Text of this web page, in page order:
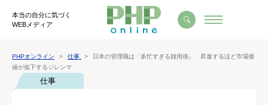
本当の自分に気づく
WEBメディア
PHPオンライン 仕事
日本の管理職は「多忙すぎる雑用係」 昇進するほど市場価
値が低下するジレンマ
仕事